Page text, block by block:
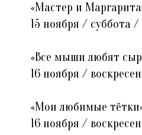
«Мастер и
15 ноября / суббота /
«Все мыши любят
16 ноября /
«Мои любимые
16 ноября /